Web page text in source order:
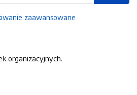
zaawansowane
organizacyjnych.